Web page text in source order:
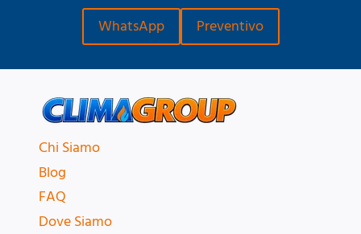
WhatsApp Preventivo
Chi Siamo
Blog
FAQ
Dove Siamo